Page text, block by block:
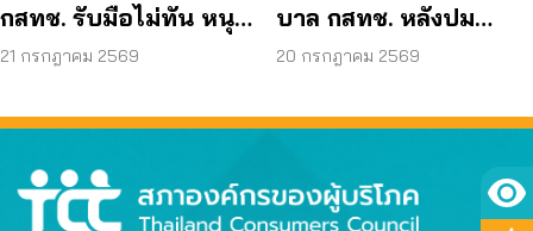
กสทช. รับมือไม่ทัน หนุน
ใช้ พ.ร.ก. ไซเบอร์ เข้มข้น
21 กรกฎาคม 2569
บาล กสทช. หลังปม
‘สรณ’ มีลักษณะต้องห้าม
20 กรกฎาคม 2569